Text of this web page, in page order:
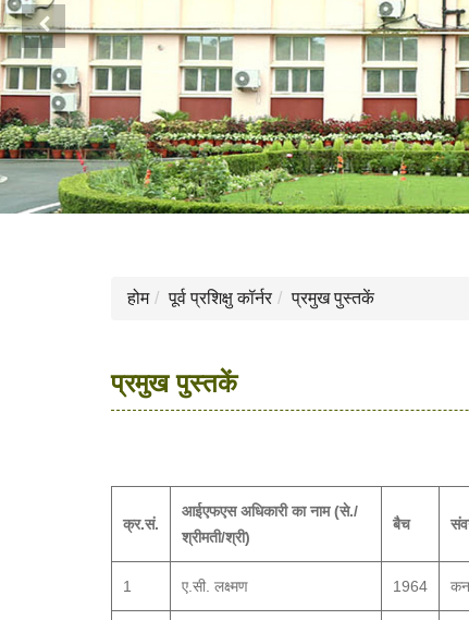
होम पूर्व प्रशिक्षु कॉर्नर प्रमुख पुस्तकें
प्रमुख पुस्तकें
क्र.सं.
आईएफएस अधिकारी का नाम (से./
श्रीमती/श्री)
बैच
1 ए.सी. लक्ष्मण 1964